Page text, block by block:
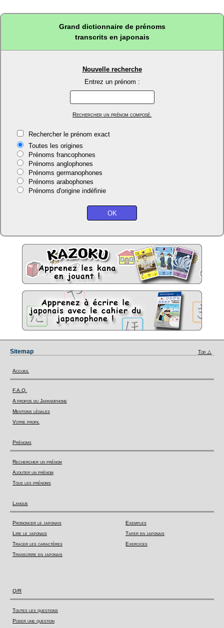
Grand dictionnaire de prénoms
transcrits en japonais
Nouvelle recherche
Entrez un prénom :
Rechercher un prénom composé.
Rechercher le prénom exact
Toutes les origines
Prénoms francophones
Prénoms anglophones
Prénoms germanophones
Prénoms arabophones
Prénoms d'origine indéfinie
Sitemap Top △
Accueil
F.A.Q.
A propos du Japanophone
Mentions légales
Votre profil
Prénoms
Rechercher un prénom
Ajouter un prénom
Tous les prénoms
Langue
Prononcer le japonais
Lire le japonais
Tracer les caractères
Transcrire en japonais
Exemples
Taper en japonais
Exercices
Q/R
Toutes les questions
Poser une question